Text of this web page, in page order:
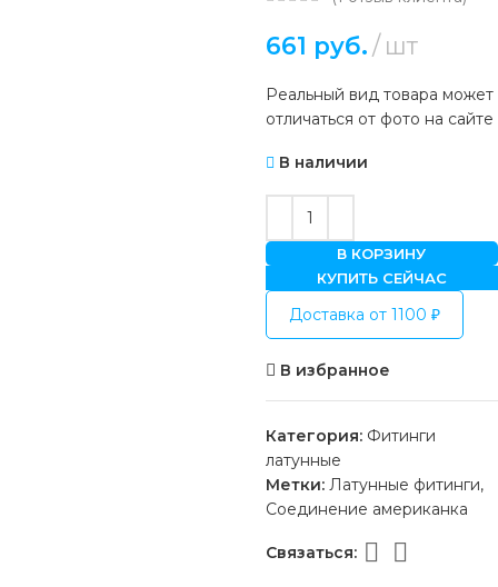
661 руб. шт
Реальный вид товара может
отличаться от фото на сайте
В наличии
В КОРЗИНУ
КУПИТЬ СЕЙЧАС
Доставка от 1100 ₽
В избранное
Категория: Фитинги
латунные
Метки: Латунные фитинги,
Соединение американка
Связаться: